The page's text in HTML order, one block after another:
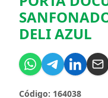
DELI AZUL
Código: 164038